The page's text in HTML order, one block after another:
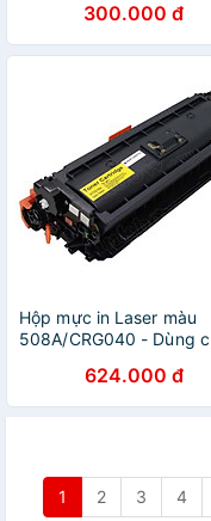
nhập khẩu300.000 đ
Hộp mực in Laser màu
508A/CRG040 - Dùng
553DN/ HP552dn/HP
577/Canon LBP 710/
624.000 đ
1 2 3 4